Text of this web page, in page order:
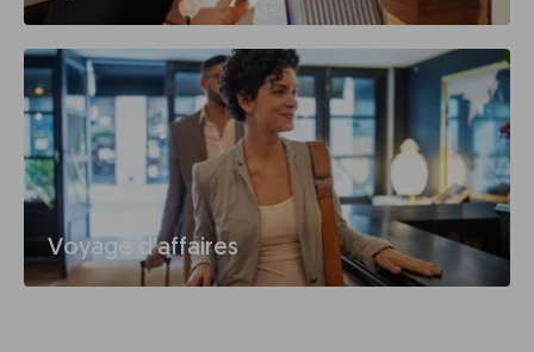
Voyage d'affaires